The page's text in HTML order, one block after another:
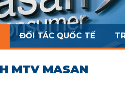
ĐỐI TÁC QUỐC TẾ
MTV MASAN